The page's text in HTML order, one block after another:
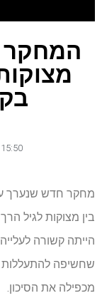
המחקר
15:50
בין מצוקות לגיל
הייתה קשורה
שחשיפה להתעללות
מכפילה את הסיכון.